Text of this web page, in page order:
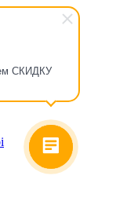
СКИДКУ